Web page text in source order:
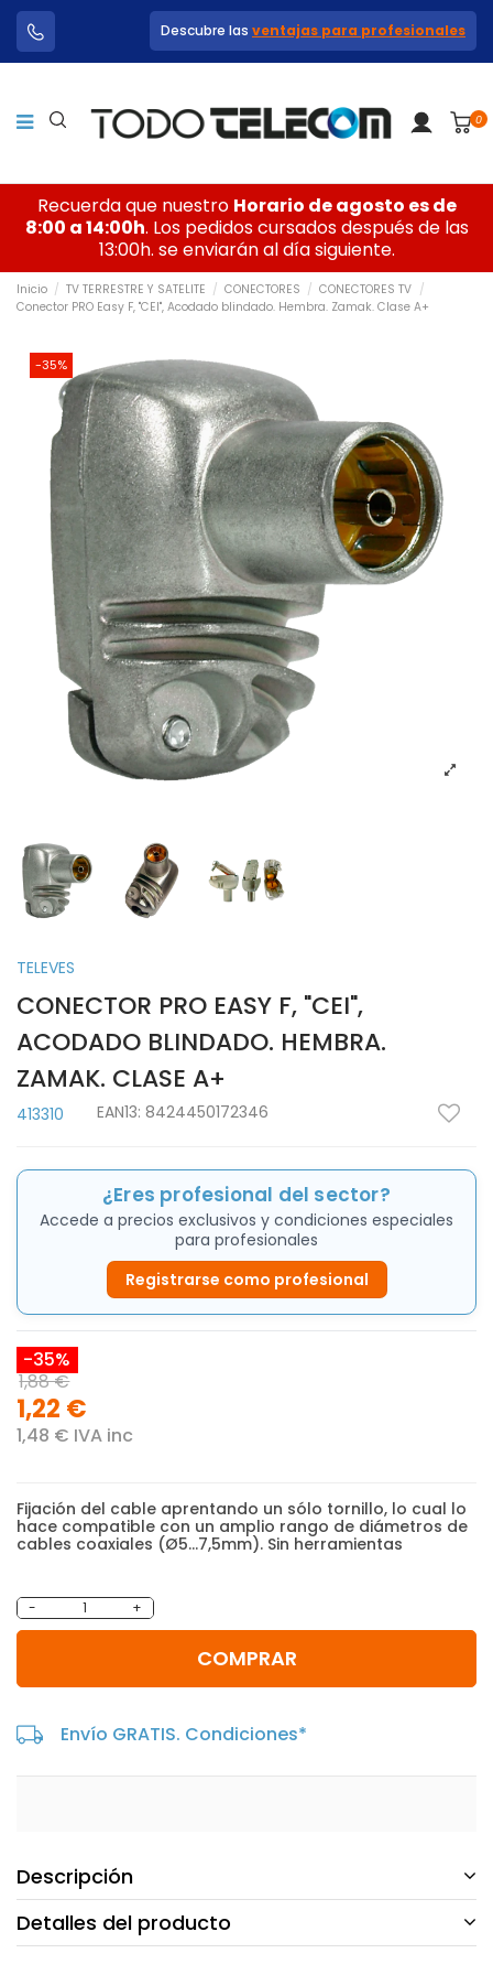
Descubre las ventajas para profesionales
0
Recuerda que nuestro Horario de agosto es de
8:00 a 14:00h. Los pedidos cursados después de las
13:00h. se enviarán al día siguiente.
Inicio TV TERRESTRE Y SATELITE CONECTORES
CONECTORES TV
Conector PRO Easy F, "CEI", Acodado blindado. Hembra. Zamak. Clase A+
-35%
TELEVES
CONECTOR PRO EASY F, "CEI",
ACODADO BLINDADO. HEMBRA.
ZAMAK. CLASE A+
413310 EAN13: 8424450172346
¿Eres profesional del sector?
Accede a precios exclusivos y condiciones especiales
para profesionales
Registrarse como profesional
-35%
1,88 €
1,22 €
1,48 € IVA inc
Fijación del cable aprentando un sólo tornillo, lo cual lo
hace compatible con un amplio rango de diámetros de
cables coaxiales (Ø5...7,5mm). Sin herramientas
- +
COMPRAR
Envío GRATIS. Condiciones*
Descripción
Detalles del producto